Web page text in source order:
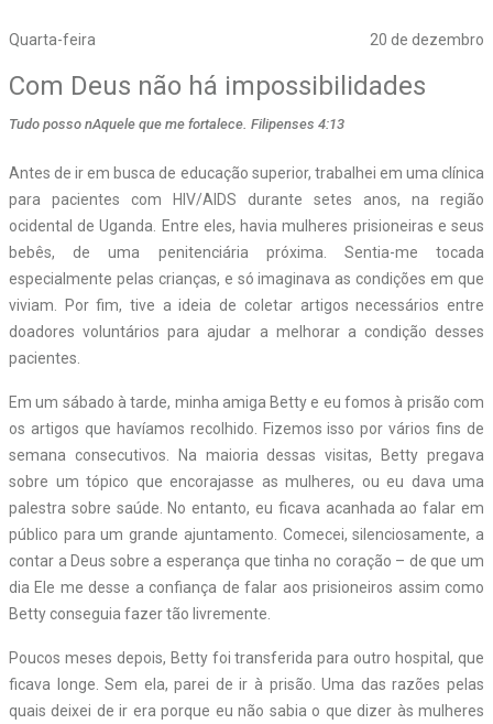
Quarta-feira 20 de dezembro
Com Deus não há impossibilidades
Tudo posso nAquele que me fortalece. Filipenses 4:13
Antes de ir em busca de educação superior, trabalhei em uma clínica
para pacientes com HIV/AIDS durante setes anos, na região
ocidental de Uganda. Entre eles, havia mulheres prisioneiras e seus
bebês, de uma penitenciária próxima. Sentia-me tocada
especialmente pelas crianças, e só imaginava as condições em que
viviam. Por fim, tive a ideia de coletar artigos necessários entre
doadores voluntários para ajudar a melhorar a condição desses
pacientes.
Em um sábado à tarde, minha amiga Betty e eu fomos à prisão com
os artigos que havíamos recolhido. Fizemos isso por vários fins de
semana consecutivos. Na maioria dessas visitas, Betty pregava
sobre um tópico que encorajasse as mulheres, ou eu dava uma
palestra sobre saúde. No entanto, eu ficava acanhada ao falar em
público para um grande ajuntamento. Comecei, silenciosamente, a
contar a Deus sobre a esperança que tinha no coração – de que um
dia Ele me desse a confiança de falar aos prisioneiros assim como
Betty conseguia fazer tão livremente.
Poucos meses depois, Betty foi transferida para outro hospital, que
ficava longe. Sem ela, parei de ir à prisão. Uma das razões pelas
quais deixei de ir era porque eu não sabia o que dizer às mulheres